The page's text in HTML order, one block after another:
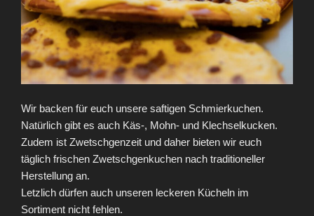
Wir backen für euch unsere saftigen Schmierkuchen.
Natürlich gibt es auch Käs-, Mohn- und Klechselkucken.
Zudem ist Zwetschgenzeit und daher bieten wir euch
täglich frischen Zwetschgenkuchen nach traditioneller
Herstellung an.
Letzlich dürfen auch unseren leckeren Kücheln im
Sortiment nicht fehlen.